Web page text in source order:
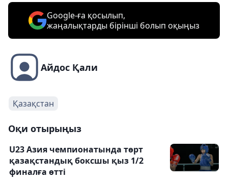
Google-ға қосылып,
жаңалықтарды бірінші болып оқыңыз
Айдос Қали
Қазақстан
Оқи отырыңыз
U23 Азия чемпионатында төрт
қазақстандық боксшы қыз 1/2
финалға өтті